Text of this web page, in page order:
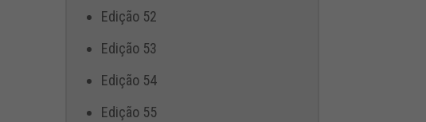
Edição 52
Edição 53
Edição 54
Edição 55